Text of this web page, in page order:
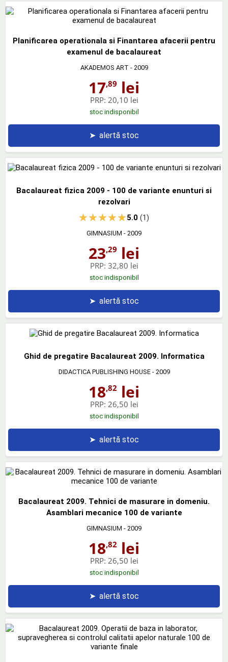
Planificarea operationala si Finantarea afacerii pentru
examenul de bacalaureat
AKADEMOS ART - 2009
17,89 lei
PRP: 20,10 lei
stoc indisponibil
➤ alertă stoc
Bacalaureat fizica 2009 - 100 de variante enunturi si
rezolvari
5.0(1)
GIMNASIUM - 2009
23,29 lei
PRP: 32,80 lei
stoc indisponibil
➤ alertă stoc
Ghid de pregatire Bacalaureat 2009. Informatica
DIDACTICA PUBLISHING HOUSE- 2009
18,82 lei
PRP: 26,50 lei
stoc indisponibil
➤ alertă stoc
Bacalaureat 2009. Tehnici de masurare in domeniu.
Asamblari mecanice 100 de variante
GIMNASIUM - 2009
18,82 lei
PRP: 26,50 lei
stoc indisponibil
➤ alertă stoc